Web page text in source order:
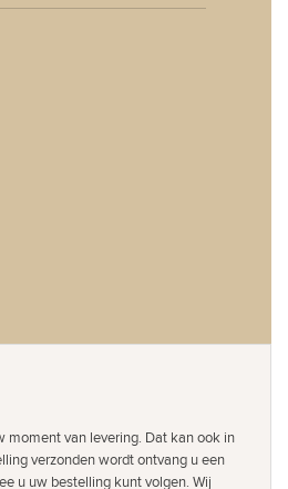
moment van levering. Dat kan ook in
verzonden wordt ontvang u een
u uw bestelling kunt volgen. Wij